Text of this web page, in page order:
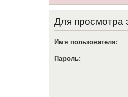
Для просмотра
Имя пользователя:
Пароль: